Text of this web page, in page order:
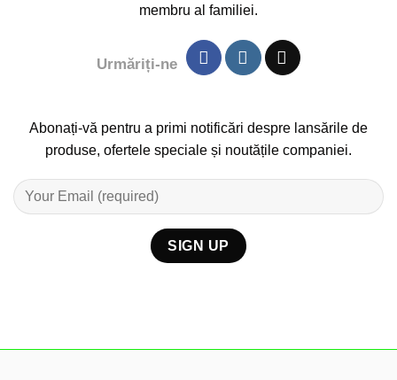
membru al familiei.
Urmăriți-ne
Abonați-vă pentru a primi notificări despre lansările de
produse, ofertele speciale și noutățile companiei.